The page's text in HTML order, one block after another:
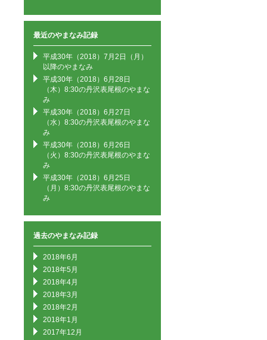
最近のやまなみ記録
平成30年（2018）7月2日（月）
以降のやまなみ
平成30年（2018）6月28日
（木）8:30の丹沢表尾根のやまな
み
平成30年（2018）6月27日
（水）8:30の丹沢表尾根のやまな
み
平成30年（2018）6月26日
（火）8:30の丹沢表尾根のやまな
み
平成30年（2018）6月25日
（月）8:30の丹沢表尾根のやまな
み
過去のやまなみ記録
2018年6月
2018年5月
2018年4月
2018年3月
2018年2月
2018年1月
2017年12月